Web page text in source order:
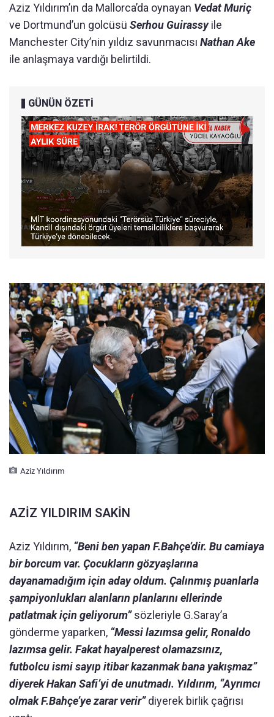
Aziz Yıldırım’ın da Mallorca’da oynayan Vedat Muriç
ve Dortmund’un golcüsü Serhou Guirassyile
Manchester City’nin yıldız savunmacısı Nathan Ake
ile anlaşmaya vardığı belirtildi.
GÜNÜN ÖZETİ
Aziz Yıldırım
AZİZ YILDIRIM SAKİN
Aziz Yıldırım, “Beni ben yapan F.Bahçe’dir. Bu camiaya
bir borcum var. Çocukların gözyaşlarına
dayanamadığım için aday oldum. Çalınmış puanlarla
şampiyonlukları alanların planlarını ellerinde
patlatmak için geliyorum”sözleriyle G.Saray’a
gönderme yaparken, “Messi lazımsa gelir, Ronaldo
lazımsa gelir. Fakat hayalperest olamazsınız,
futbolcu ismi sayıp itibar kazanmak bana yakışmaz”
diyerek Hakan Safi’yi de unutmadı. Yıldırım, “Ayrımcı
olmak F.Bahçe’ye zarar verir”diyerek birlik çağrısı